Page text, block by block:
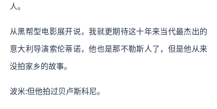
人。
从黑帮型电影展开说，我就更期待这十年来当代最杰出的
意大利导演索伦蒂诺，他也是那不勒斯人了，但是他从来
没拍家乡的故事。
波米:但他拍过贝卢斯科尼。